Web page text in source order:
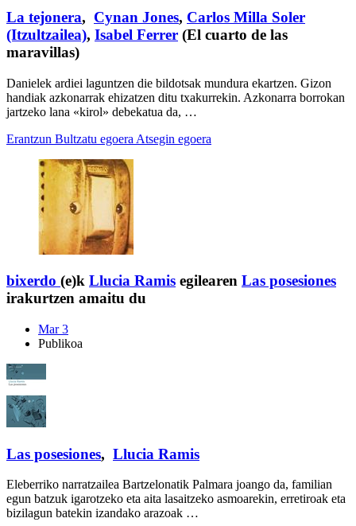
La tejonera, Cynan Jones, Carlos Milla Soler
(Itzultzailea), Isabel Ferrer (El cuarto de las
maravillas)
Danielek ardiei laguntzen die bildotsak mundura ekartzen. Gizon
handiak azkonarrak ehizatzen ditu txakurrekin. Azkonarra borrokan
jartzeko lana «kirol» debekatua da, …
Erantzun Bultzatu egoera Atsegin egoera
bixerdo (e)k Llucia Ramis egilearen Las posesiones
irakurtzen amaitu du
Mar 3
Publikoa
Las posesiones, Llucia Ramis
Eleberriko narratzailea Bartzelonatik Palmara joango da, familian
egun batzuk igarotzeko eta aita lasaitzeko asmoarekin, erretiroak eta
bizilagun batekin izandako arazoak …